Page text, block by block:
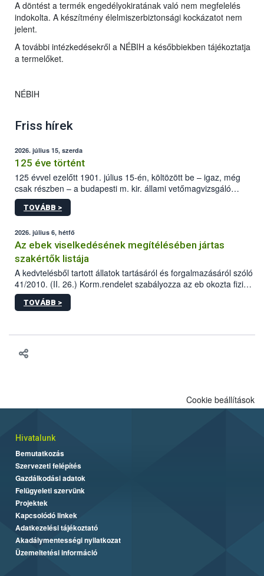
A döntést a termék engedélyokiratának való nem megfelelés
indokolta. A készítmény élelmiszerbiztonsági kockázatot nem
jelent.
A további intézkedésekről a NÉBIH a későbbiekben tájékoztatja
a termelőket.
NÉBIH
Friss hírek
2026. július 15, szerda
125 éve történt
125 évvel ezelőtt 1901. július 15-én, költözött be – igaz, még
csak részben – a budapesti m. kir. állami vetőmagvizsgáló
állomás a Kis Rókus utca 15. szám alatti, Czigler Győző által
tervezett új épületébe.
TOVÁBB >
2026. július 6, hétfő
Az ebek viselkedésének megítélésében jártas
szakértők listája
A kedvtelésből tartott állatok tartásáról és forgalmazásáról szóló
41/2010. (II. 26.) Korm.rendelet szabályozza az eb okozta fizikai
sérülés, illetve ennek veszélye keletkezésekor felmerülő
hatósági feladatokat, valamint a veszélyes eb tartását és annak
TOVÁBB >
Cookie beállítások
Hivatalunk
Bemutatkozás
Szervezeti felépítés
Gazdálkodási adatok
Felügyeleti szervünk
Projektek
Kapcsolódó linkek
Adatkezelési tájékoztató
Akadálymentességi nyilatkozat
Üzemeltetési információ